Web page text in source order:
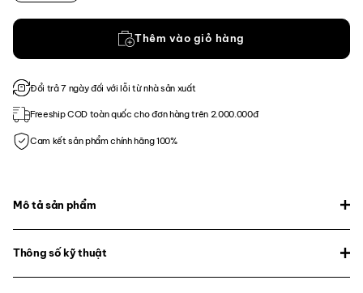
Thêm vào giỏ hàng
Đổi trả 7 ngày đối với lỗi từ nhà sản xuất
Freeship COD toàn quốc cho đơn hàng trên 2.000.000đ
Cam kết sản phẩm chính hãng 100%
Mô tả sản phẩm
Thông số kỹ thuật